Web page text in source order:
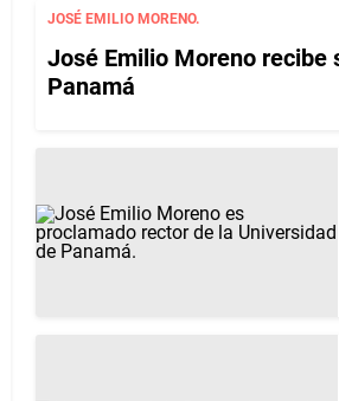
JOSÉ EMILIO MORENO.
José Emilio Moreno recibe
Panamá